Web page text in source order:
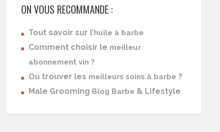
ON VOUS RECOMMANDE :
Tout savoir sur l’huile à barbe
Comment choisir le meilleur
abonnement vin ?
Où trouver les meilleurs soins à barbe ?
Male Grooming Blog Barbe & Lifestyle